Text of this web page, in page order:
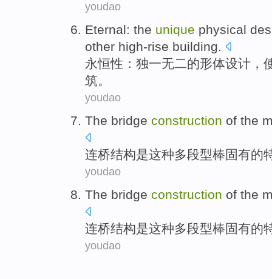
youdao
Eternal: the unique physical
other high-rise building.
永恒性 ：独一无二的形体设计 ，
筑。
youdao
The bridge construction of the
连桥结构是这种多段型棒固有的
youdao
The bridge construction of the
连桥结构是这种多段型棒固有的
youdao